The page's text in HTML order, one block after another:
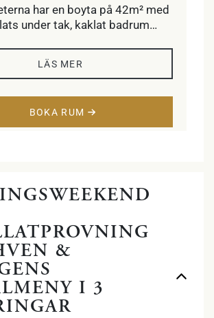
har en boyta på 42m² med
under tak, kaklat badrum
med två enkelsängar
dubbelsäng och vardagsrum
sovloft med två enkelsängar.
LÄS MER
BOKA RUM
&
I 3